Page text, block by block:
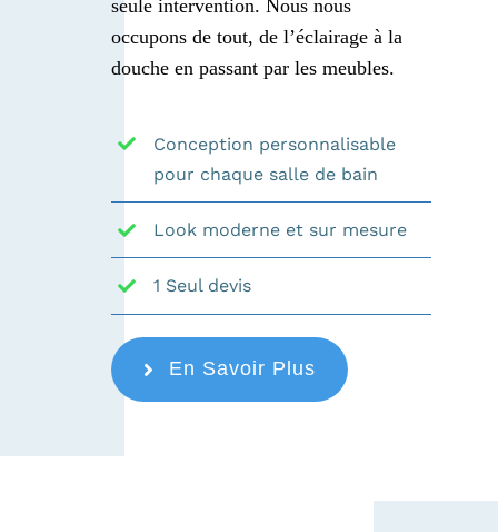
seule intervention. Nous nous
occupons de tout, de l’éclairage à la
douche en passant par les meubles.
Conception personnalisable
pour chaque salle de bain
Look moderne et sur mesure
1 Seul devis
En Savoir Plus